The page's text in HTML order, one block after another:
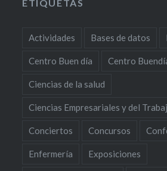
ETIQUETAS
Actividades Bases de datos
Centro Buen día Centro
Ciencias de la salud
Ciencias Empresariales y del
Conciertos Concursos
Enfermería Exposiciones